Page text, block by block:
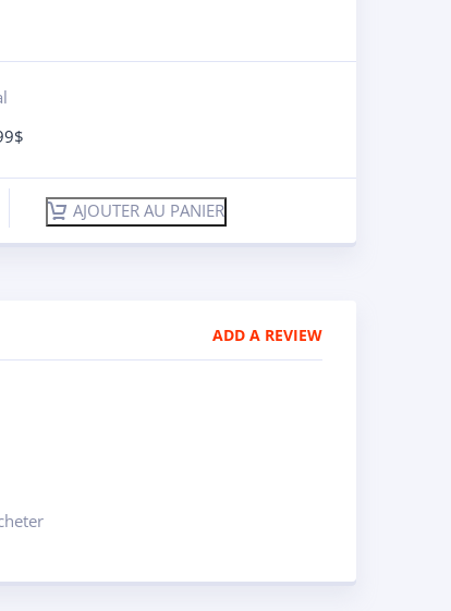
$
AJOUTER AU PANIER
ADD A REVIEW